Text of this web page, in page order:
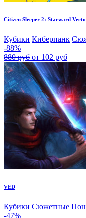
Citizen Sleeper 2: Starward
Кубики Киберпанк
-88%
880 руб от 102 руб
VED
Кубики Сюжетные
-47%